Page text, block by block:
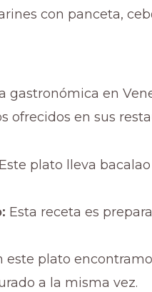
con panceta,
gastronómica en
ofrecidos en sus
Este plato lleva
Esta receta es
este plato
a la misma vez.